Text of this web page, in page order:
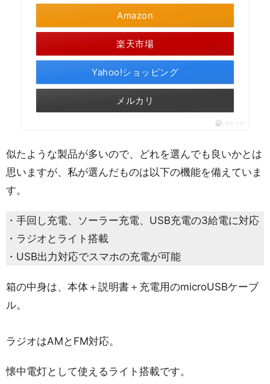
Amazon
楽天市場
Yahoo!ショッピング
メルカリ
ポチップ
似たような製品が多いので、どれを選んでも良いかとは
思いますが、私が選んだものは以下の機能を備えていま
す。
・手回し充電、ソーラー充電、USB充電の3給電に対応
・ラジオとライト搭載
・USB出力対応でスマホの充電が可能
箱の中身は、本体＋説明書＋充電用のmicroUSBケーブ
ル。
ラジオはAMとFM対応。
懐中電灯として使えるライト搭載です。